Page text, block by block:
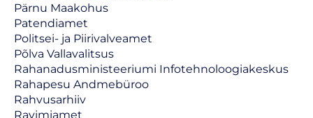
Pärnu Maakohus
Patendiamet
Politsei- ja Piirivalveamet
Põlva Vallavalitsus
Rahanadusministeeriumi Infotehnoloogiakeskus
Rahapesu Andmebüroo
Rahvusarhiiv
Ravimiamet